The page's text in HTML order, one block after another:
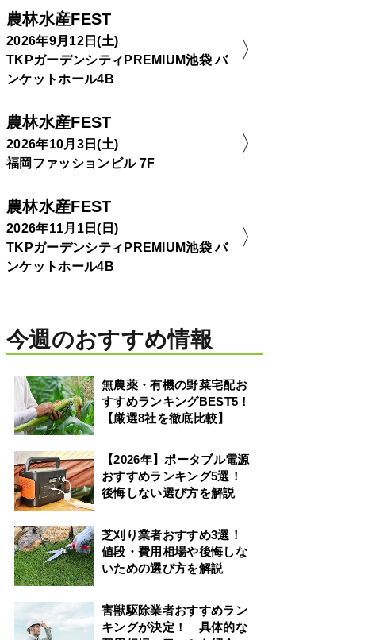
農林水産FEST
2026年9月12日(土)
TKPガーデンシティPREMIUM池袋 バ
ンケットホール4B
農林水産FEST
2026年10月3日(土)
福岡ファッションビル 7F
農林水産FEST
2026年11月1日(日)
TKPガーデンシティPREMIUM池袋 バ
ンケットホール4B
今週のおすすめ情報
無農薬・有機の野菜宅配お
すすめランキングBEST5！
【厳選8社を徹底比較】
【2026年】ポータブル電源
おすすめランキング5選！
後悔しない選び方を解説
芝刈り業者おすすめ3選！
値段・費用相場や後悔しな
いための選び方を解説
害獣駆除業者おすすめラン
キングが決定！ 具体的な